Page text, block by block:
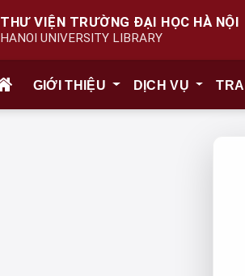
THƯ VIỆN TRƯỜNG ĐẠI HỌC HÀ NỘI
HANOI UNIVERSITY LIBRARY
GIỚI THIỆU DỊCH VỤ